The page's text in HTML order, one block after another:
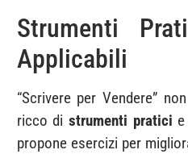
Strumenti
Applicabili
“Scrivere per Vendere”
ricco distrumenti pratici
propone esercizi per